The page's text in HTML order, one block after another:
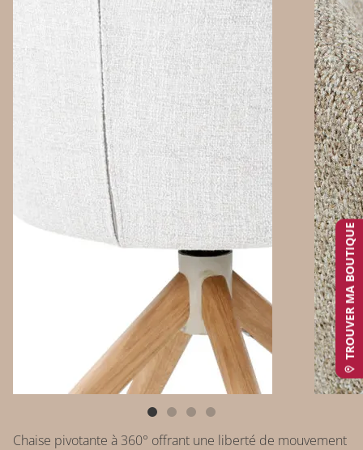
Chaise pivotante à 360° offrant une liberté de mouvement
TROUVER MA BOUTIQUE